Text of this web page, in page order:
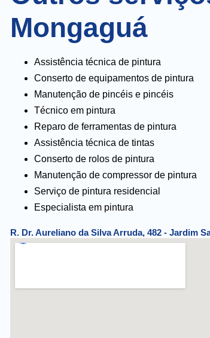
Mongaguá
Assistência técnica de pintura
Conserto de equipamentos de pintura
Manutenção de pincéis e pincéis
Técnico em pintura
Reparo de ferramentas de pintura
Assistência técnica de tintas
Conserto de rolos de pintura
Manutenção de compressor de pintura
Serviço de pintura residencial
Especialista em pintura
R. Dr. Aureliano da Silva Arruda, 482 - Jardim